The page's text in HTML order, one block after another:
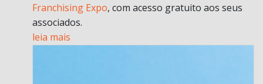
Franchising Expo, com acesso gratuito aos seus
associados.
leia mais